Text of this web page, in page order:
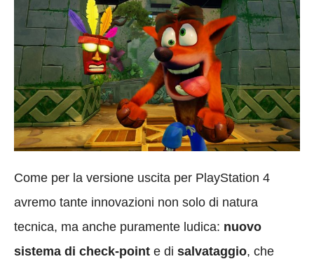
Come per la versione uscita per PlayStation 4
avremo tante innovazioni non solo di natura
tecnica, ma anche puramente ludica: nuovo
sistema di check-point e di salvataggio, che